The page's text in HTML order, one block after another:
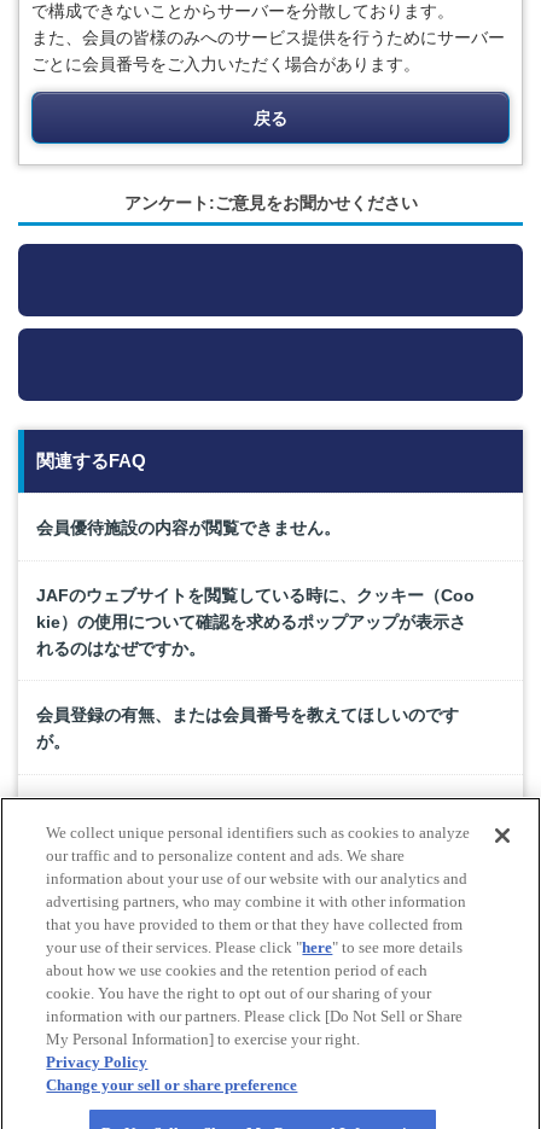
で構成できないことからサーバーを分散しております。
また、会員の皆様のみへのサービス提供を行うためにサーバー
ごとに会員番号をご入力いただく場合があります。
戻る
アンケート:ご意見をお聞かせください
関連するFAQ
会員優待施設の内容が閲覧できません。
JAFのウェブサイトを閲覧している時に、クッキー（Coo
kie）の使用について確認を求めるポップアップが表示さ
れるのはなぜですか。
会員登録の有無、または会員番号を教えてほしいのです
が。
JAFホームページへのリンクをはりたい、もしくはJAFホ
ームページへリンクをはってもらいたいのですが。
Do Not Sell or Share My Personal Information
© All rights reserved. JAF
We collect unique personal identifiers such as cookies to analyze
our traffic and to personalize content and ads. We share
information about your use of our website with our analytics and
advertising partners, who may combine it with other information
that you have provided to them or that they have collected from
your use of their services. Please click "here" to see more details
about how we use cookies and the retention period of each
cookie. You have the right to opt out of our sharing of your
information with our partners. Please click [Do Not Sell or Share
My Personal Information] to exercise your right.
Privacy Policy
Change your sell or share preference